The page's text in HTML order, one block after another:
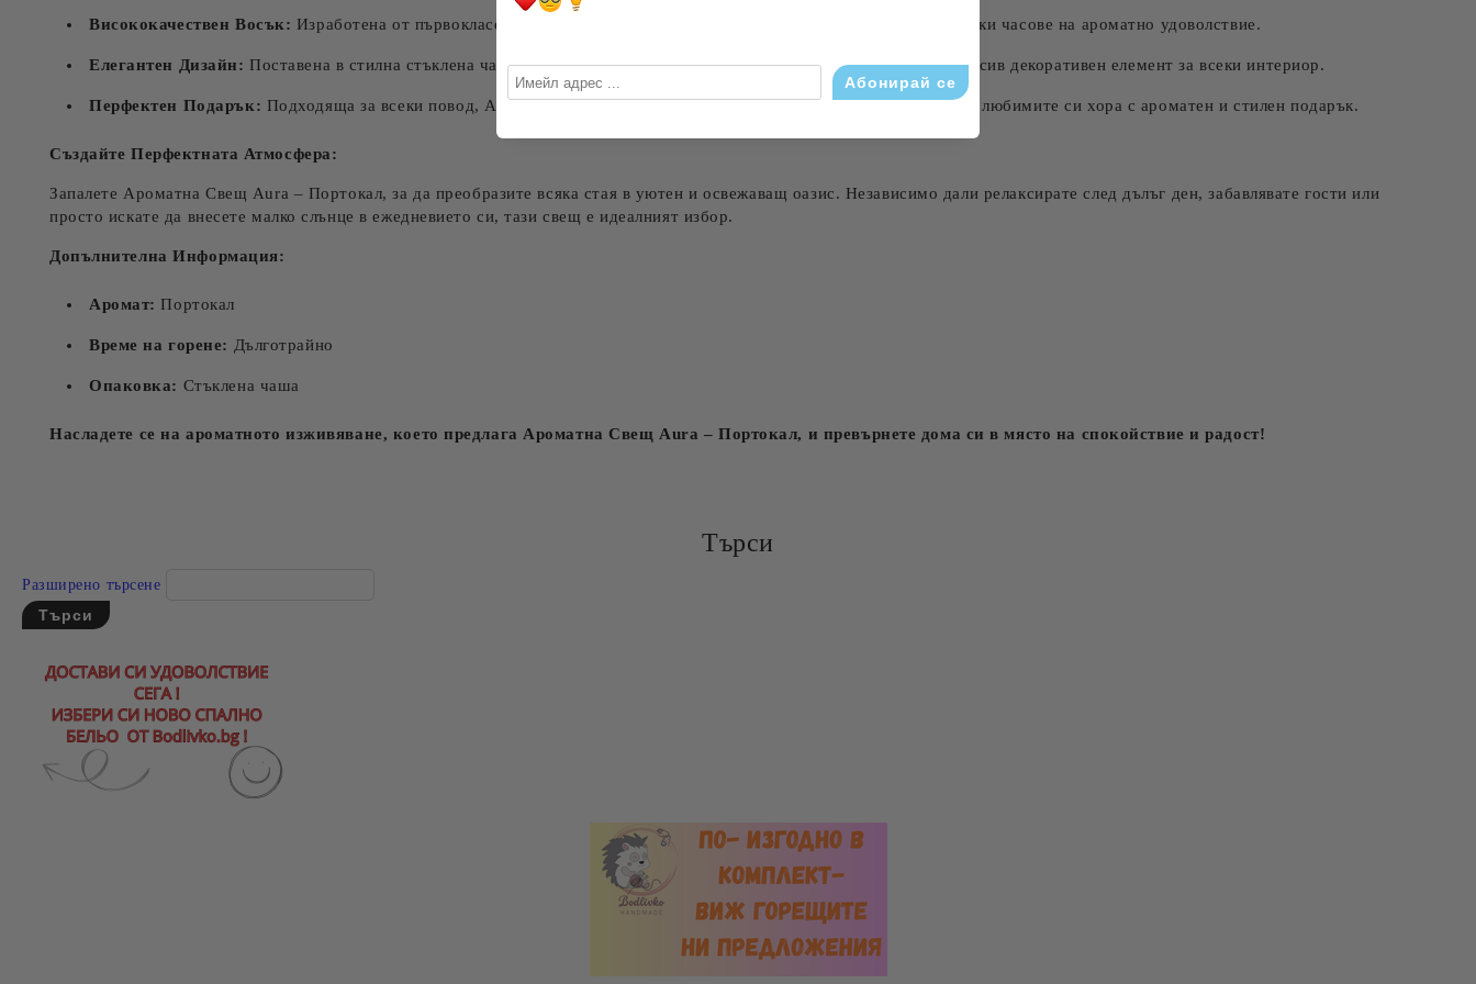
Висококачествен Восък: Изработена от първокласен восък, свещта гори равномерно и дълготрайно, осигурявайки часове на ароматно удоволствие.
Елегантен Дизайн: Поставена в стилна стъклена чаша, свещта е не само източник на прекрасен аромат, но и красив декоративен елемент за всеки интериор.
Перфектен Подарък: Подходяща за всеки повод, Ароматна Свещ Aura – Портокал е чудесен начин да зарадвате любимите си хора с ароматен и стилен подарък.
Създайте Перфектната Атмосфера:
Запалете Ароматна Свещ Aura – Портокал, за да преобразите всяка стая в уютен и освежаващ оазис. Независимо дали релаксирате след дълъг ден, забавлявате гости или
просто искате да внесете малко слънце в ежедневието си, тази свещ е идеалният избор.
Допълнителна Информация:
Аромат: Портокал
Време на горене: Дълготрайно
Опаковка: Стъклена чаша
Насладете се на ароматното изживяване, което предлага Ароматна Свещ Aura – Портокал, и превърнете дома си в място на спокойствие и радост!
Търси
Разширено търсене